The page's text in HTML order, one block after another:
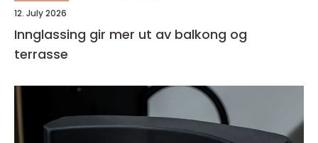
12. July 2026
Innglassing gir mer ut av balkong og
terrasse